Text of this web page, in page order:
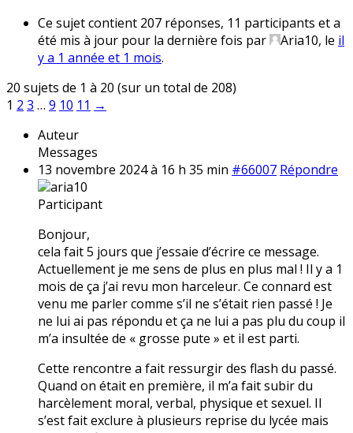
Ce sujet contient 207 réponses, 11 participants et a
été mis à jour pour la dernière fois par
Aria10, le il
y a 1 année et 1 mois.
20 sujets de 1 à 20 (sur un total de 208)
1 2 3 … 9 10 11 →
Auteur
Messages
13 novembre 2024 à 16 h 35 min #66007 Répondre
aria10
Participant
Bonjour,
cela fait 5 jours que j’essaie d’écrire ce message.
Actuellement je me sens de plus en plus mal ! Il y a 1
mois de ça j’ai revu mon harceleur. Ce connard est
venu me parler comme s’il ne s’était rien passé ! Je
ne lui ai pas répondu et ça ne lui a pas plu du coup il
m’a insultée de « grosse pute » et il est parti.
Cette rencontre a fait ressurgir des flash du passé.
Quand on était en première, il m’a fait subir du
harcèlement moral, verbal, physique et sexuel. Il
s’est fait exclure à plusieurs reprise du lycée mais